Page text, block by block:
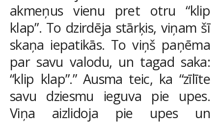
akmeņus vienu pret otru “klip
klap”. To dzirdēja stārķis, viņam šī
skaņa iepatikās. To viņš paņēma
par savu valodu, un tagad saka:
“klip klap”.” Ausma teic, ka “zīlīte
savu dziesmu ieguva pie upes.
Viņa aizlidoja pie upes un